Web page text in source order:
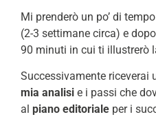
Mi prenderò un po’ di
(2-3 settimane circa) e
90 minuti in cui ti illustrerò
Successivamente riceverai
mia analisi e i passi che
al piano editoriale per i